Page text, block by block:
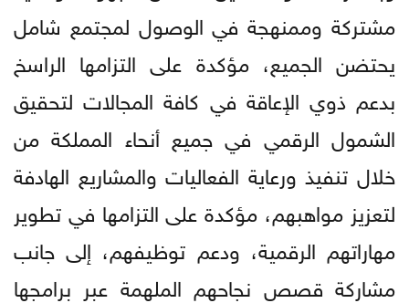
مشتركة وممنهجة في الوصول لمجتمع شامل
يحتضن الجميع، مؤكدة على التزامها الراسخ
بدعم ذوي الإعاقة في كافة المجالات لتحقيق
الشمول الرقمي في جميع أنحاء المملكة من
خلال تنفيذ ورعاية الفعاليات والمشاريع الهادفة
لتعزيز مواهبهم، مؤكدة على التزامها في تطوير
مهاراتهم الرقمية، ودعم توظيفهم، إلى جانب
مشاركة قصص نجاحهم الملهمة عبر برامجها